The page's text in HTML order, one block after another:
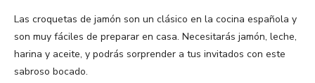
Las croquetas de jamón son un clásico en la cocina española y
son muy fáciles de preparar en casa. Necesitarás jamón, leche,
harina y aceite, y podrás sorprender a tus invitados con este
sabroso bocado.